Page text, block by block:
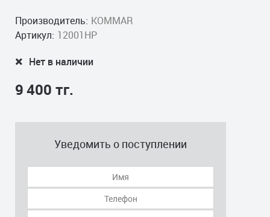
Производитель: KOMMAR
Артикул: 12001HP
Нет в наличии
9 400 тг.
Уведомить о поступлении